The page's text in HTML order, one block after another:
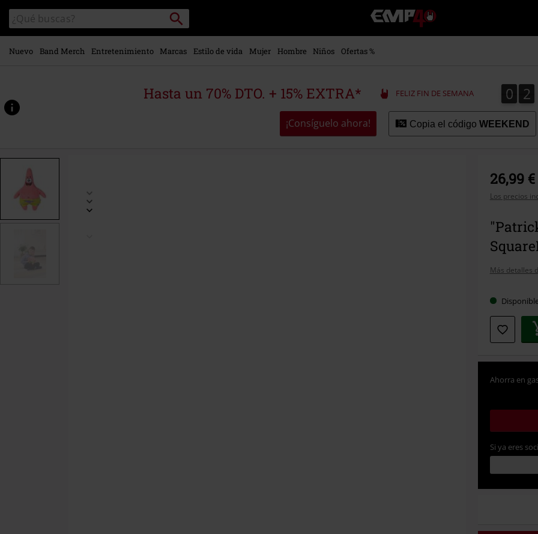
contenido
principal
Buscar
en
el
catálogo
Buscar
EMP
-
Música,
Merch
Ropa
Alternativa
Nuevo Band Merch Entretenimiento Marcas Estilo de vida Mujer Hombre Niños Ofertas %
Hasta un 70% DTO. + 15% EXTRA* FELIZ FIN DE SEMANA 0
0 2
2
¡Consíguelo ahora! Copia el código WEEKEND
www.emp-
p/patrick-
553288St.html
26,99 €
Los precios
Más detalles
Ahorra en
Si ya eres